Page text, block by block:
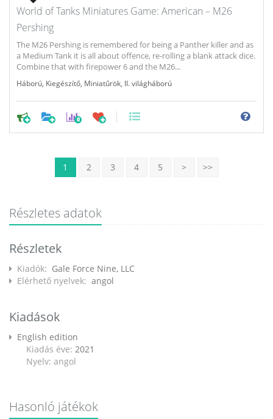
World of Tanks Miniatures Game: American – M26
Pershing
The M26 Pershing is remembered for being a Panther killer and as
a Medium Tank it is all about offence, re-rolling a blank attack dice.
Combine that with firepower 6 and the M26...
Háború Kiegészítő Miniatűrök II. világháború
0
1 2 3 4 5 > >>
Részletes adatok
Részletek
Kiadók: Gale Force Nine, LLC
Elérhető nyelvek: angol
Kiadások
English edition
Kiadás éve: 2021
Nyelv: angol
Hasonló játékok